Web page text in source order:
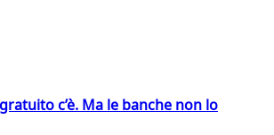
c’è. Ma le banche non lo